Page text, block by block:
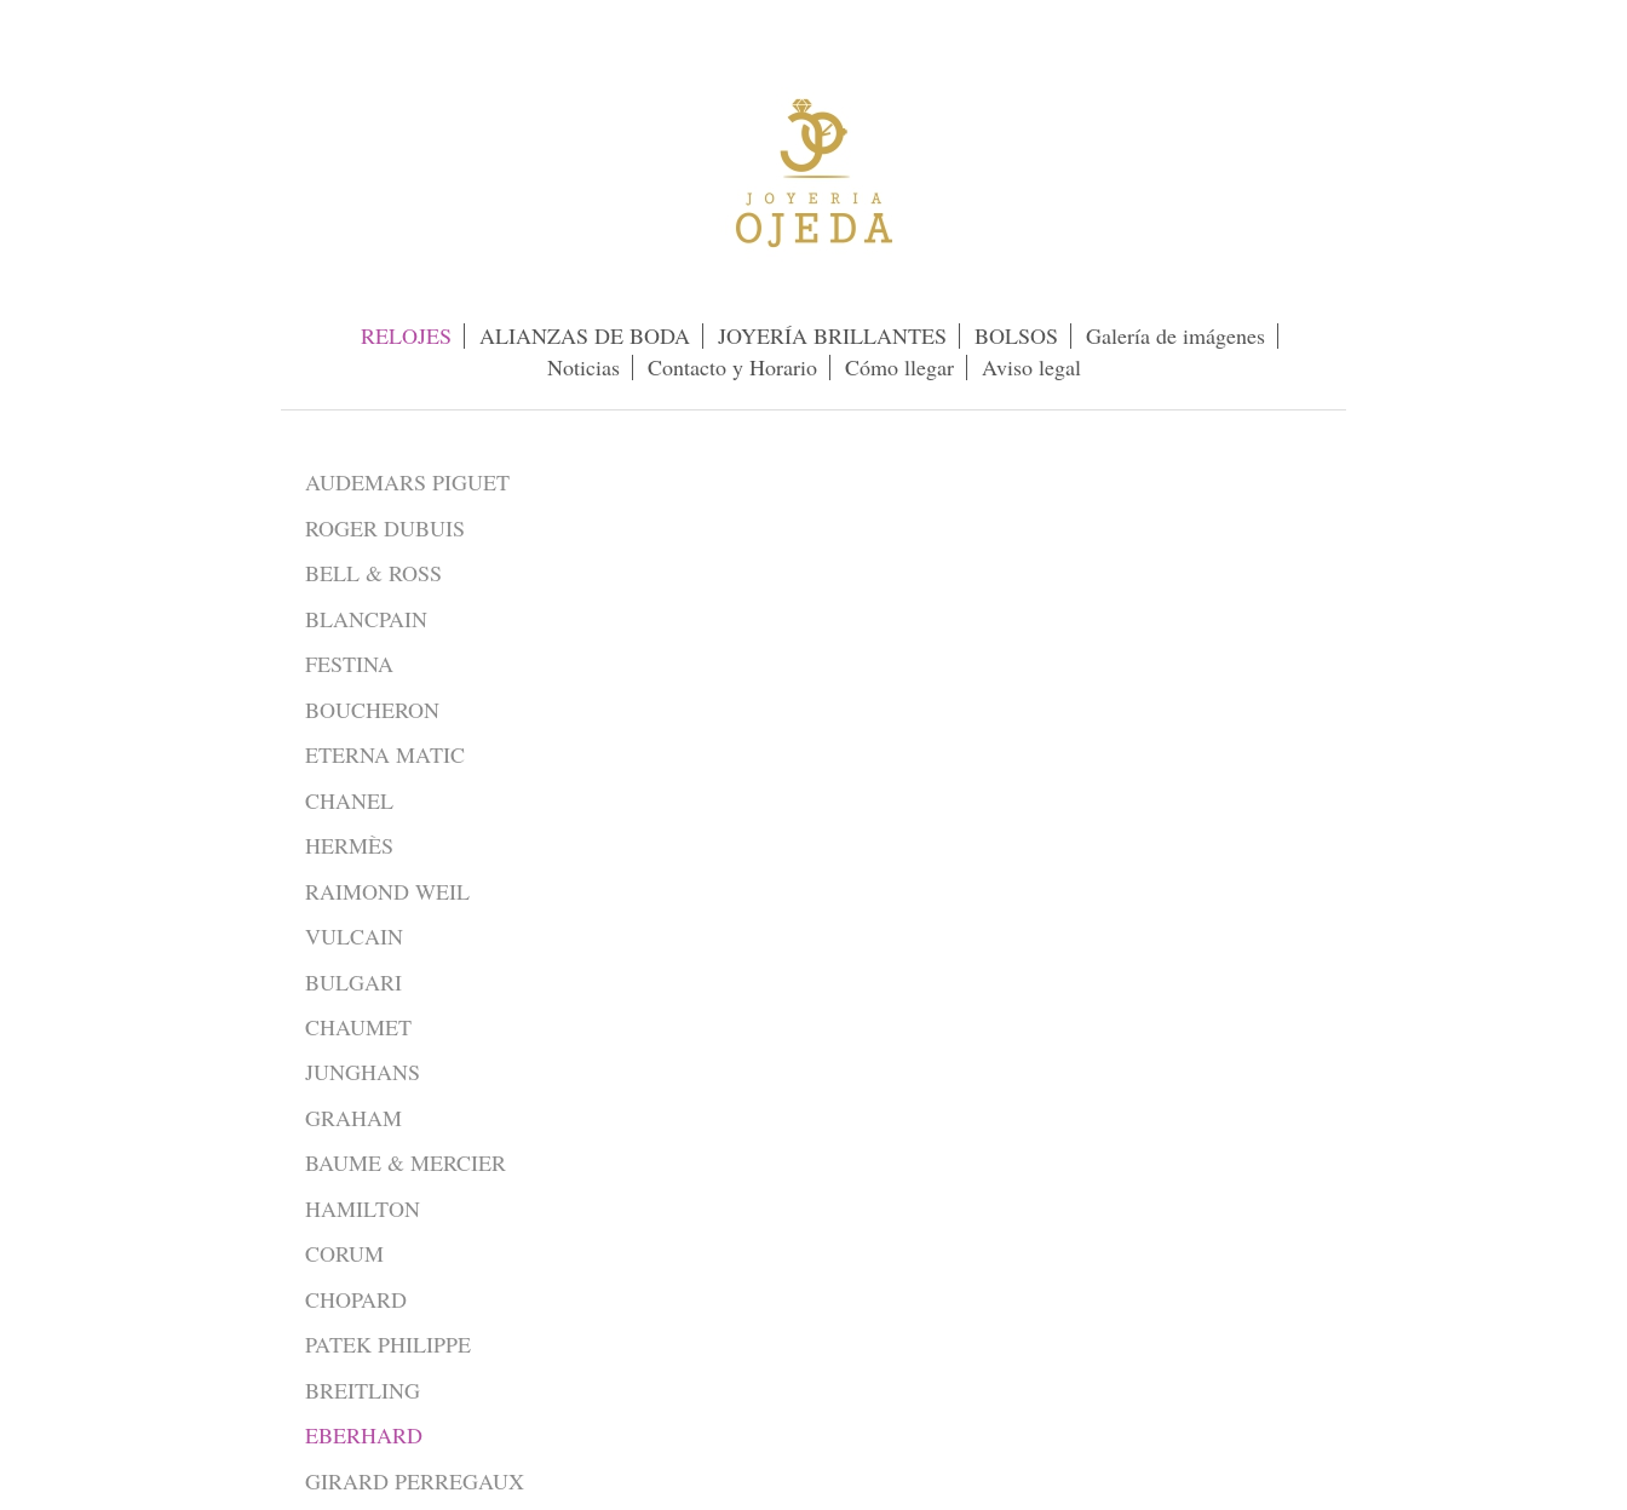
RELOJES ALIANZAS DE BODA JOYERÍA BRILLANTES BOLSOS
Galería de imágenes
Noticias
Contacto y Horario Cómo llegar Aviso legal
AUDEMARS PIGUET
ROGER DUBUIS
BELL & ROSS
BLANCPAIN
FESTINA
BOUCHERON
ETERNA MATIC
CHANEL
HERMÈS
RAIMOND WEIL
VULCAIN
BULGARI
CHAUMET
JUNGHANS
GRAHAM
BAUME & MERCIER
HAMILTON
CORUM
CHOPARD
PATEK PHILIPPE
BREITLING
EBERHARD
GIRARD PERREGAUX